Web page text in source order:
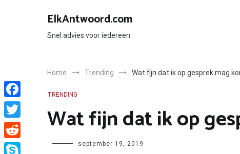
ElkAntwoord.com
Snel advies voor iedereen
Home Trending Wat fijn dat ik op gesprek mag
TRENDING
Wat fijn dat ik op
Author september 19, 2019
Facebook
Twitter
Reddit